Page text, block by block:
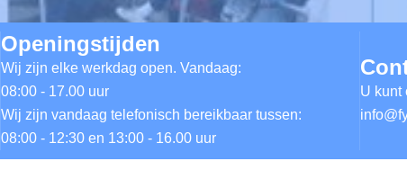
Openingstijden
Wij zijn elke werkdag open. Vandaag:
08:00 - 17.00 uur
Wij zijn vandaag telefonisch bereikbaar tussen:
08:00 - 12:30 en 13:00 - 16.00 uur
U kunt